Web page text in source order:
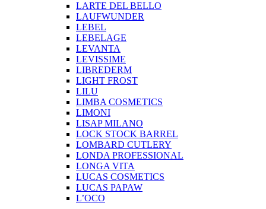
LARTE DEL BELLO
LAUFWUNDER
LEBEL
LEBELAGE
LEVANTA
LEVISSIME
LIBREDERM
LIGHT FROST
LILU
LIMBA COSMETICS
LIMONI
LISAP MILANO
LOCK STOCK BARREL
LOMBARD CUTLERY
LONDA PROFESSIONAL
LONGA VITA
LUCAS COSMETICS
LUCAS PAPAW
L’OCO